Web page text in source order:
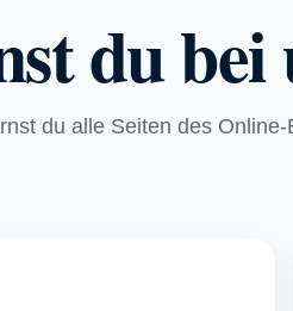
du bei
du alle Seiten des